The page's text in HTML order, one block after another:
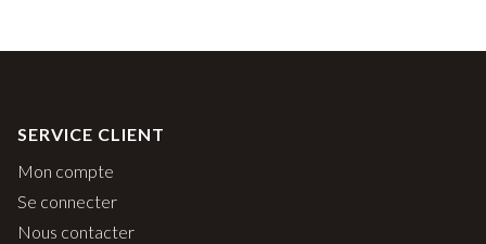
SERVICE CLIENT
Mon compte
Se connecter
Nous contacter